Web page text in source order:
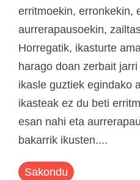
erritmoekin, erronkekin,
aurrerapausoekin,
Horregatik, ikasturte
harago doan zerbait
ikasle guztiek egindako
ikasteak ez du beti
esan nahi eta
bakarrik ikusten....
Sakondu